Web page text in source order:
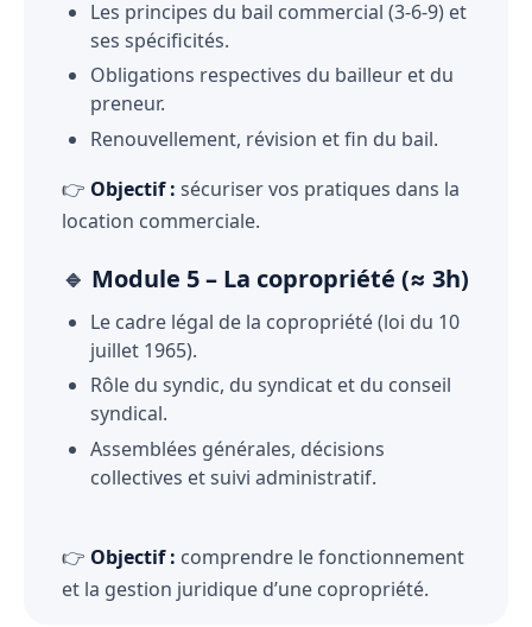
Les principes du bail commercial (3-6-9) et
ses spécificités.
Obligations respectives du bailleur et du
preneur.
Renouvellement, révision et fin du bail.
👉 Objectif : sécuriser vos pratiques dans la
location commerciale.
🔹 Module 5 – La copropriété (≈ 3h)
Le cadre légal de la copropriété (loi du 10
juillet 1965).
Rôle du syndic, du syndicat et du conseil
syndical.
Assemblées générales, décisions
collectives et suivi administratif.
👉 Objectif : comprendre le fonctionnement
et la gestion juridique d’une copropriété.